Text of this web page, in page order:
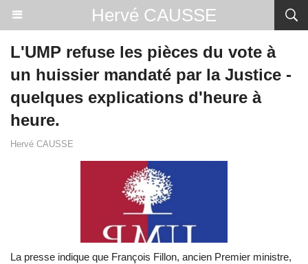
Hervé CAUSSE
L'UMP refuse les pièces du vote à
un huissier mandaté par la Justice -
quelques explications d'heure à
heure.
Hervé CAUSSE
La presse indique que François Fillon, ancien Premier ministre,